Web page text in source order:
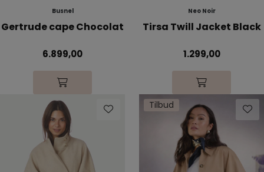
Busnel
Gertrude cape Chocolat
6.899,00
Neo Noir
Tirsa Twill Jacket Black
1.299,00
Tilbud